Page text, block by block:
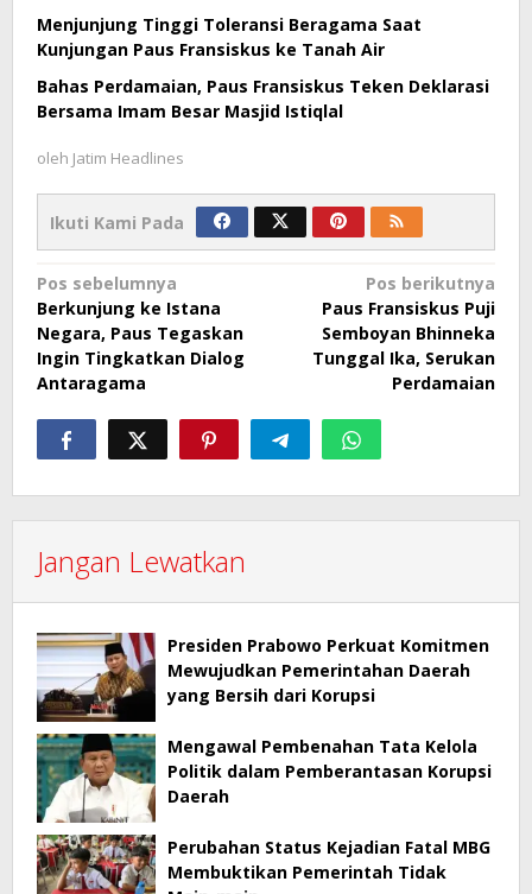
Menjunjung Tinggi Toleransi Beragama Saat
Kunjungan Paus Fransiskus ke Tanah Air
Bahas Perdamaian, Paus Fransiskus Teken Deklarasi
Bersama Imam Besar Masjid Istiqlal
oleh Jatim Headlines
Ikuti Kami Pada
Navigasi
pos
Pos sebelumnya
Berkunjung ke Istana
Negara, Paus Tegaskan
Ingin Tingkatkan Dialog
Antaragama
Pos berikutnya
Paus Fransiskus Puji
Semboyan Bhinneka
Tunggal Ika, Serukan
Perdamaian
Jangan Lewatkan
Presiden Prabowo Perkuat Komitmen
Mewujudkan Pemerintahan Daerah
yang Bersih dari Korupsi
Mengawal Pembenahan Tata Kelola
Politik dalam Pemberantasan Korupsi
Daerah
Perubahan Status Kejadian Fatal MBG
Membuktikan Pemerintah Tidak